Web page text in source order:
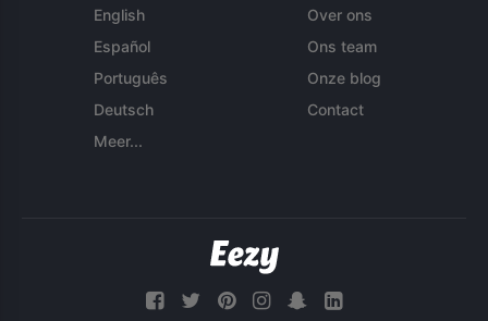
English
Español
Português
Deutsch
Meer...
Over ons
Ons team
Onze blog
Contact